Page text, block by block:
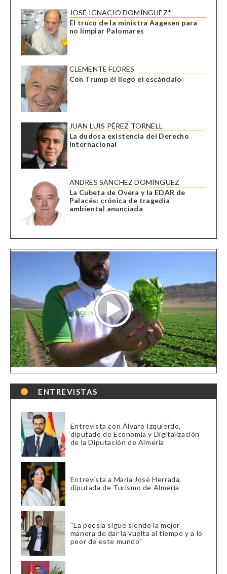
JOSÉ IGNACIO DOMÍNGUEZ*
El truco de la ministra Aagesen para
no limpiar Palomares
CLEMENTE FLORES
Con Trump él llegó el escándalo
JUAN LUIS PÉREZ TORNELL
La dudosa existencia del Derecho
Internacional
ANDRÉS SÁNCHEZ DOMÍNGUEZ
La Cubeta de Overa y la EDAR de
Palacés: crónica de tragedia
ambiental anunciada
ENTREVISTAS
Entrevista con Álvaro Izquierdo,
diputado de Economía y Digitalización
de la Diputación de Almería
Entrevista a María José Herrada,
diputada de Turismo de Almería
“La poesía sigue siendo la mejor
manera de dar la vuelta al tiempo y a lo
peor de este mundo”